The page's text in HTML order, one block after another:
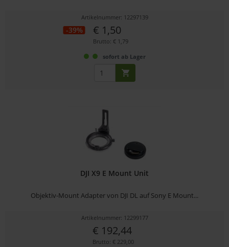
Artikelnummer: 12297139
-39% € 1,50
Brutto: € 1,79
sofort ab Lager
DJI X9 E Mount Unit
Objektiv-Mount Adapter von DJI DL auf Sony E Mount...
Artikelnummer: 12299177
€ 192,44
Brutto: € 229,00